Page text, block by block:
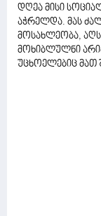
დღეა მისი
აჭრელდა. მას
მოსახლეობა,
მოხიბლულნი
უცხოელებიც მათ